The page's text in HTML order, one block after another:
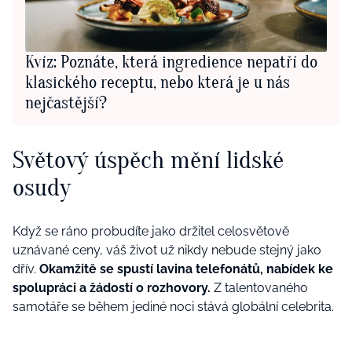
Kvíz: Poznáte, která ingredience nepatří do
klasického receptu, nebo která je u nás
nejčastější?
Světový úspěch mění lidské
osudy
Když se ráno probudíte jako držitel celosvětově
uznávané ceny, váš život už nikdy nebude stejný jako
dřív. Okamžitě se spustí lavina telefonátů, nabídek ke
spolupráci a žádostí o rozhovory. Z talentovaného
samotáře se během jediné noci stává globální celebrita.